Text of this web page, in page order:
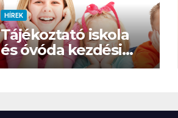
HÍREK
Tájékoztató iskola
és óvóda kezdési
támogatásokról